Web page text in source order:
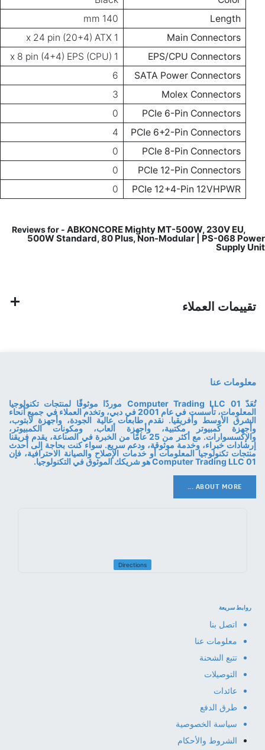
Length
140 mm
Main Connectors
1 x 24 pin (20+4) ATX
EPS/CPU Connectors
1 x 8 pin (4+4) EPS (CPU)
SATA Power Connectors
6
Molex Connectors
3
PCIe 6-Pin Connectors
0
PCIe 6+2-Pin Connectors
4
PCIe 8-Pin Connectors
0
PCIe 12-Pin Connectors
0
PCIe 12+4-Pin 12VHPWR
0
ABKONCORE Mighty MT-500W, 230V EU,
500W Standard, 80 Plus, Non-Modular | PS-068 Power
Supply Unit
تقييمات العملاء
معلومات عنا
تُعَدّ 01 Computer Trading LLC موردًا موثوقًا لمنتجات تكنولوجيا
المعلومات، تأسست في عام 2001 في دبي، وتخدم العملاء في جميع أنحاء
الشرق الأوسط وأفريقيا. نقدم طابعات عالية الجودة، وأجهزة لابتوب،
وأجهزة كمبيوتر مكتبية، وأجهزة ألعاب، ومكونات الكمبيوتر،
والإكسسوارات. مع أكثر من 25 عامًا من الخبرة في الصناعة، يقدم فريقنا
إرشادات خبراء، وخدمة موثوقة، ودعم سريع. سواء كنت بحاجة إلى أحدث
منتجات تكنولوجيا المعلومات أو خدمات الإصلاح والصيانة الاحترافية، فإن
01 Computer Trading LLC هو شريكك الموثوق في التكنولوجيا.
ABOUT MORE ...
Directions
روابط سريعة
اتصل بنا
معلومات عنا
تتبع الشحنة
التوصيلات
عائدات
طرق الدفع
سياسة الخصوصية
الشروط والأحكام